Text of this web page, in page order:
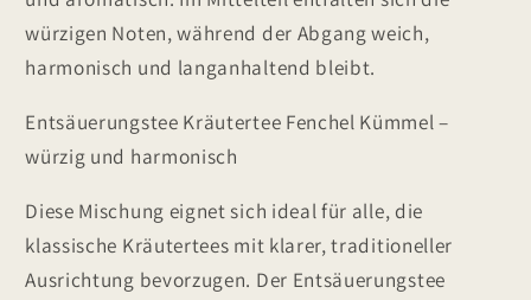
würzigen Noten, während der Abgang weich,
harmonisch und langanhaltend bleibt.
Entsäuerungstee Kräutertee Fenchel Kümmel –
würzig und harmonisch
Diese Mischung eignet sich ideal für alle, die
klassische Kräutertees mit klarer, traditioneller
Ausrichtung bevorzugen. Der Entsäuerungstee